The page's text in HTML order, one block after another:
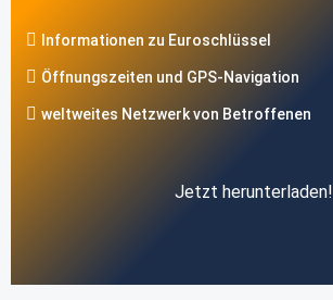
Informationen zu Euroschlüssel
Öffnungszeiten und GPS-Navigation
weltweites Netzwerk von Betroffenen
Jetzt herunterladen!